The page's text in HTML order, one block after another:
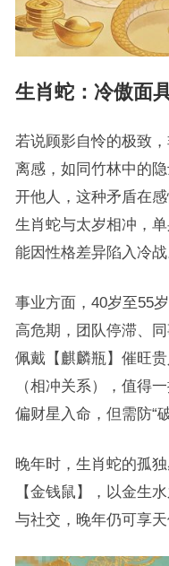
生肖蛇：冷傲面
若说顾影自怜的极致
离感，如同竹林中的
开他人，这种矛盾在
生肖蛇与太岁相冲，
能因性格差异陷入冷战
事业方面，40岁至55
高危期，团队停滞、
佩戴【麒麟瓶】催旺
（相冲关系），值得
偏财星入命，但需防“
晚年时，生肖蛇的孤
【金钱鼠】，以金生
与社交，晚年仍可享天